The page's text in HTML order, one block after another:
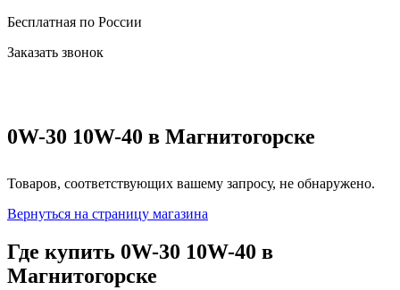
Бесплатная по России
Заказать звонок
0W-30 10W-40 в Магнитогорске
Товаров, соответствующих вашему запросу, не обнаружено.
Вернуться на страницу магазина
Где купить 0W-30 10W-40 в
Магнитогорске